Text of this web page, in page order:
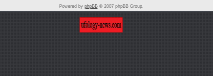
Powered by phpBB© 2007 phpBB Group.